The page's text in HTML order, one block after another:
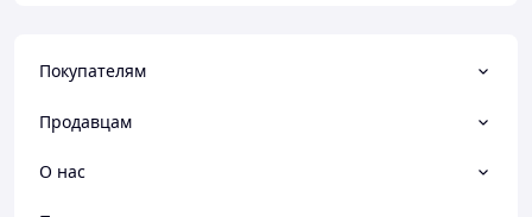
Покупателям
Продавцам
О нас